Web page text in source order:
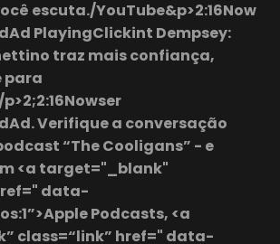
escuta./YouTube&p>2:16Now
PlayingClickint Dempsey:
traz mais confiança,
para
Verifique a conversação
“The Cooligans” - e
<a target="_blank"
data-
Podcasts, <a
class=“link” href=" data-